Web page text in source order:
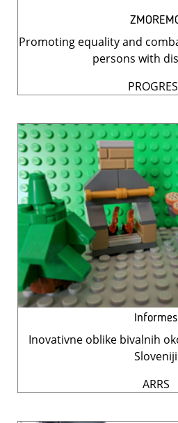
Promoting equality and
persons with
Informes
Inovativne oblike bivalnih
Sloveniji
ARRS